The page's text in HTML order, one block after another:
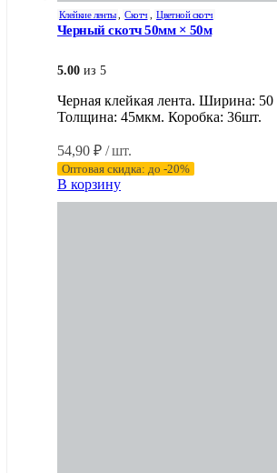
Клейкие ленты, Скотч , Цветной скотч
Черный скотч 50мм × 50м
5.00 из 5
Черная клейкая лента. Ширина:
Толщина: 45мкм. Коробка: 36шт.
54,90 ₽ / шт.
Оптовая скидка: до -20%
В корзину